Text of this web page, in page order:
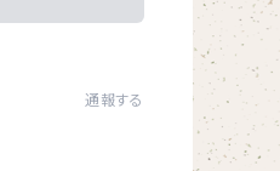
通報する